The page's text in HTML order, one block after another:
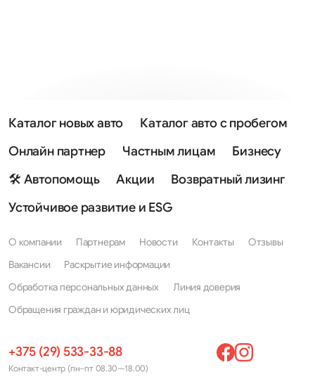
Каталог новых авто
Каталог авто с пробегом
Онлайн партнер
Частным лицам
Бизнесу
🛠 Автопомощь
Акции
Возвратный лизинг
Устойчивое развитие и ESG
О компании Партнерам Новости Контакты
Отзывы
Вакансии
Раскрытие информации
Обработка персональных данных
Линия доверия
Обращения граждан и юридических лиц
+375 (29) 533-33-88
Контакт-центр (пн–пт 08.30—18.00)